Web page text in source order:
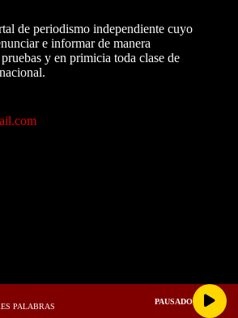
de periodismo independiente cuyo
e informar de manera
y en primicia toda clase de
PALABRAS
PAUSADO